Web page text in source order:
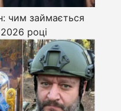
чим займається
році